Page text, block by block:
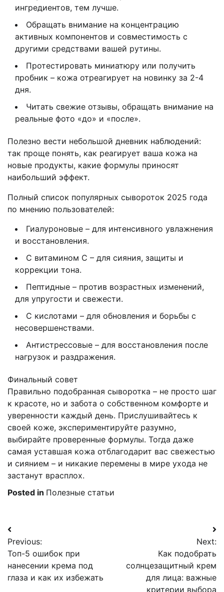
ингредиентов, тем лучше.
Обращать внимание на концентрацию
активных компонентов и совместимость с
другими средствами вашей рутины.
Протестировать миниатюру или получить
пробник – кожа отреагирует на новинку за 2-4
дня.
Читать свежие отзывы, обращать внимание на
реальные фото «до» и «после».
Полезно вести небольшой дневник наблюдений:
так проще понять, как реагирует ваша кожа на
новые продукты, какие формулы приносят
наибольший эффект.
Полный список популярных сывороток 2025 года
по мнению пользователей:
Гиалуроновые – для интенсивного увлажнения
и восстановления.
С витамином C – для сияния, защиты и
коррекции тона.
Пептидные – против возрастных изменений,
для упругости и свежести.
С кислотами – для обновления и борьбы с
несовершенствами.
Антистрессовые – для восстановления после
нагрузок и раздражения.
Финальный совет
Правильно подобранная сыворотка – не просто шаг
к красоте, но и забота о собственном комфорте и
уверенности каждый день. Прислушивайтесь к
своей коже, экспериментируйте разумно,
выбирайте проверенные формулы. Тогда даже
самая уставшая кожа отблагодарит вас свежестью
и сиянием – и никакие перемены в мире ухода не
застанут врасплох.
Posted in Полезные статьи
Навигация
по
записям
Previous:
Топ-5 ошибок при
нанесении крема под
глаза и как их избежать
Next:
Как подобрать
солнцезащитный крем
для лица: важные
критерии выбора